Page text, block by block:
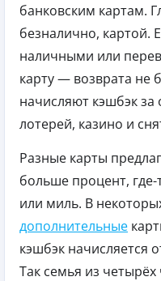
банковским картам.
безналично, картой.
наличными или
карту — возврата не
начисляют кэшбэк за
лотерей, казино и
Разные карты
больше процент,
или миль. В
дополнительные
кэшбэк начисляется
Так семья из